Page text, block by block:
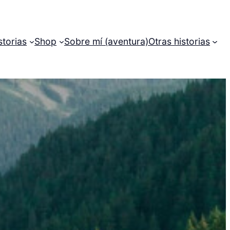
Shop Sobre mí (aventura)Otras historias